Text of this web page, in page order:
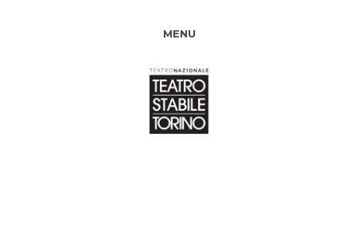
MENU